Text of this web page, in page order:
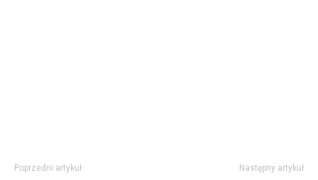
Poprzedni artykuł Następny artykuł